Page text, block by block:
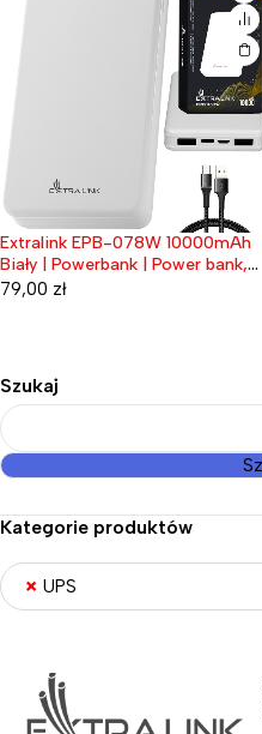
Wyprzedane
Extralink EPB-124 30000mAh
Czarny | Powerbank | Power bank,
Fast Charging, USB-C
239,00zł
Szukaj
Kategorie produktów
× UPS